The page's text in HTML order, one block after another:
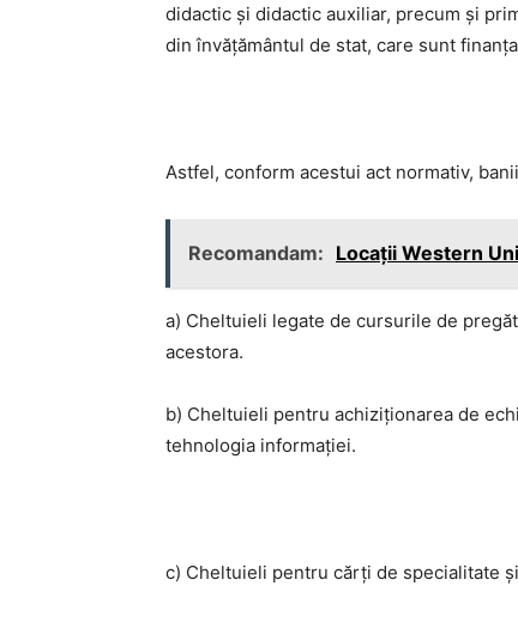
didactic și didactic auxiliar, precum și
din învățământul de stat, care sunt
Astfel, conform acestui act normativ,
Recomandam: Locații Western
a) Cheltuieli legate de cursurile de
acestora.
b) Cheltuieli pentru achiziționarea de
tehnologia informației.
c) Cheltuieli pentru cărți de specialitate